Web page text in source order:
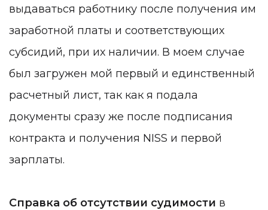
выдаваться работнику после получения им
заработной платы и соответствующих
субсидий, при их наличии. В моем случае
был загружен мой первый и единственный
расчетный лист, так как я подала
документы сразу же после подписания
контракта и получения NISS и первой
зарплаты.
Справка об отсутствии судимости в